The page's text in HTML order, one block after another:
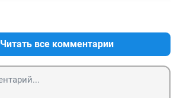
Читать все комментарии